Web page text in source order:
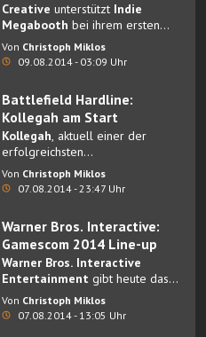
Creative unterstützt Indie
Megabooth bei ihrem ersten
Messeauftritt auf der gamescom.
Von Christoph Miklos
09.08.2014 - 03:09 Uhr
Battlefield Hardline:
Kollegah am Start
Kollegah, aktuell einer der
erfolgreichsten
deutschsprachigen Musiker, wird
Teil der Auseinandersetzung
Von Christoph Miklos
07.08.2014 - 23:47 Uhr
Warner Bros. Interactive:
Gamescom 2014 Line-up
Warner Bros. Interactive
Entertainment gibt heute das
Games-Lineup für die diesjährige
Gamescom bekannt, die vom 14.
Von Christoph Miklos
07.08.2014 - 13:05 Uhr